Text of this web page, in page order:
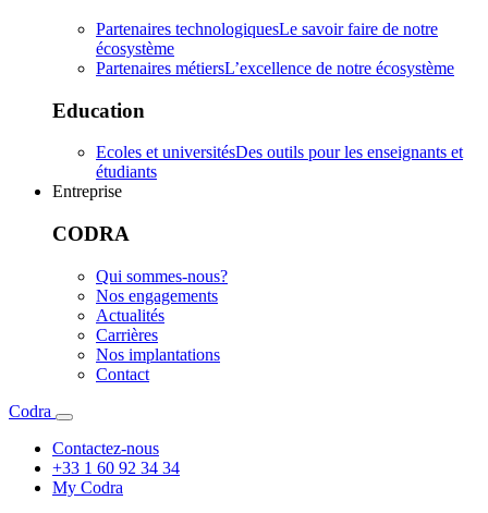
Partenaires technologiquesLe savoir faire de notre
écosystème
Partenaires métiersL’excellence de notre écosystème
Education
Ecoles et universitésDes outils pour les enseignants et
étudiants
Entreprise
CODRA
Qui sommes-nous?
Nos engagements
Actualités
Carrières
Nos implantations
Contact
Codra
Contactez-nous
+33 1 60 92 34 34
My Codra